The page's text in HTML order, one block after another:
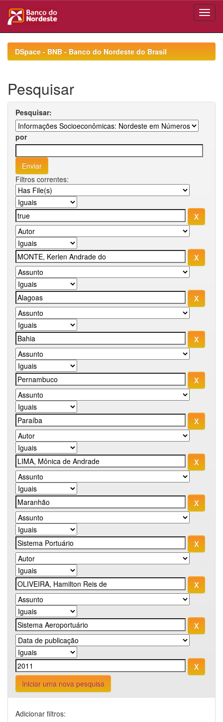
navigationDSpace - BNB - Banco do Nordeste do Brasil
Pesquisar
Pesquisar:
por
Filtros correntes:
Iniciar uma nova pesquisa
Adicionar filtros: